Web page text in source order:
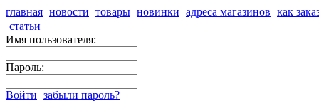
главная новости товары новинки адреса магазинов как
статьи
Имя пользователя:
Пароль:
Войти забыли пароль?